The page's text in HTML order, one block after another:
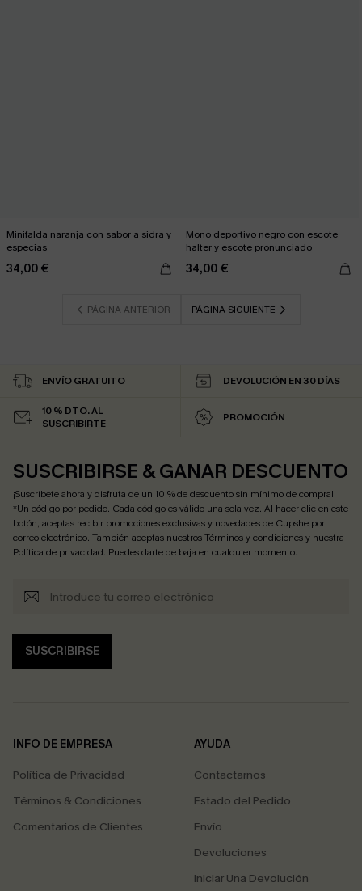
Minifalda naranja con sabor a sidra y
especias
34,00 €
Mono deportivo negro con escote
halter y escote pronunciado
34,00 €
PÁGINA ANTERIOR PÁGINA SIGUIENTE
ENVÍO GRATUITO DEVOLUCIÓN EN 30 DÍAS
10 % DTO. AL
SUSCRIBIRTE
PROMOCIÓN
SUSCRIBIRSE & GANAR DESCUENTO
¡Suscríbete ahora y disfruta de un 10 % de descuento sin mínimo de compra!
*Un código por pedido. Cada código es válido una sola vez. Al hacer clic en este
botón, aceptas recibir promociones exclusivas y novedades de Cupshe por
correo electrónico. También aceptas nuestrosTérminos y condicionesy nuestra
Política de privacidad. Puedes darte de baja en cualquier momento.
SUSCRIBIRSE
INFO DE EMPRESA
Política de Privacidad
Términos & Condiciones
Comentarios de Clientes
AYUDA
Contactarnos
Estado del Pedido
Envío
Devoluciones
Iniciar Una Devolución